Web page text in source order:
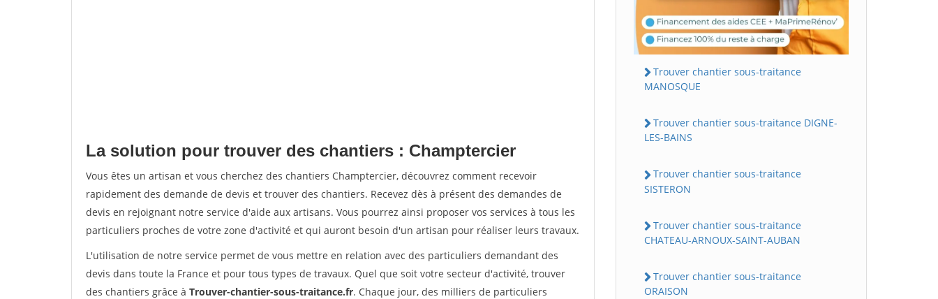
La solution pour trouver des chantiers : Champtercier
Vous êtes un artisan et vous cherchez des chantiers Champtercier, découvrez comment recevoir
rapidement des demande de devis et trouver des chantiers. Recevez dès à présent des demandes de
devis en rejoignant notre service d'aide aux artisans. Vous pourrez ainsi proposer vos services à tous les
particuliers proches de votre zone d'activité et qui auront besoin d'un artisan pour réaliser leurs travaux.
L'utilisation de notre service permet de vous mettre en relation avec des particuliers demandant des
devis dans toute la France et pour tous types de travaux. Quel que soit votre secteur d'activité, trouver
des chantiers grâce à Trouver-chantier-sous-traitance.fr. Chaque jour, des milliers de particuliers
Trouver chantier sous-traitance
MANOSQUE
Trouver chantier sous-traitance DIGNE-
LES-BAINS
Trouver chantier sous-traitance
SISTERON
Trouver chantier sous-traitance
CHATEAU-ARNOUX-SAINT-AUBAN
Trouver chantier sous-traitance
ORAISON